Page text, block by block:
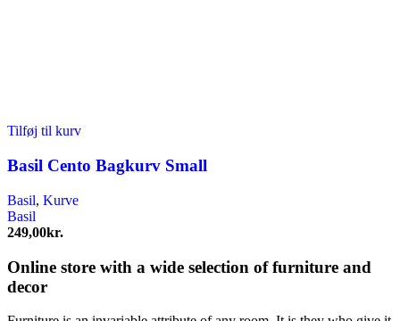
Tilføj til kurv
Basil Cento Bagkurv Small
Basil, Kurve
Basil
249,00kr.
Online store with a wide selection of furniture and
decor